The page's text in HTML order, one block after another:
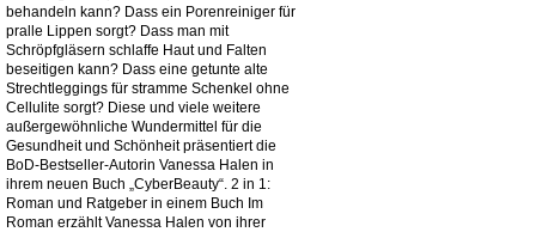
behandeln kann? Dass ein Porenreiniger für
pralle Lippen sorgt? Dass man mit
Schröpfgläsern schlaffe Haut und Falten
beseitigen kann? Dass eine getunte alte
Strechtleggings für stramme Schenkel ohne
Cellulite sorgt? Diese und viele weitere
außergewöhnliche Wundermittel für die
Gesundheit und Schönheit präsentiert die
BoD-Bestseller-Autorin Vanessa Halen in
ihrem neuen Buch „CyberBeauty“. 2 in 1:
Roman und Ratgeber in einem Buch Im
Roman erzählt Vanessa Halen von ihrer